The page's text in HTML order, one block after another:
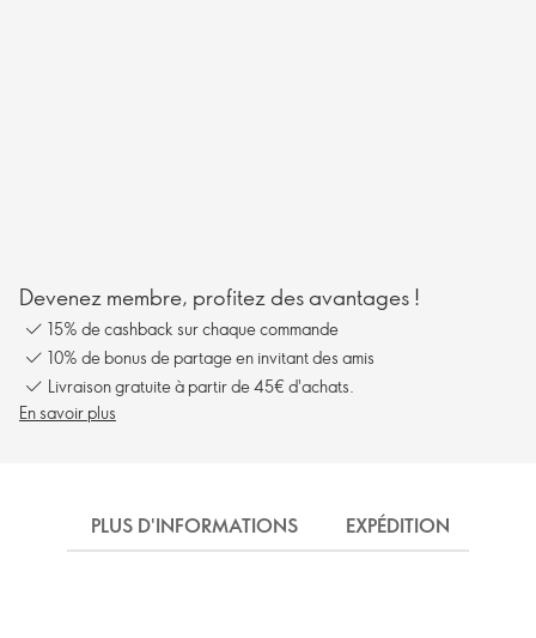
Devenez membre, profitez des avantages !
15% de cashback sur chaque commande
10% de bonus de partage en invitant des amis
Livraison gratuite à partir de 45€ d'achats.
En savoir plus
PLUS D'INFORMATIONS EXPÉDITION